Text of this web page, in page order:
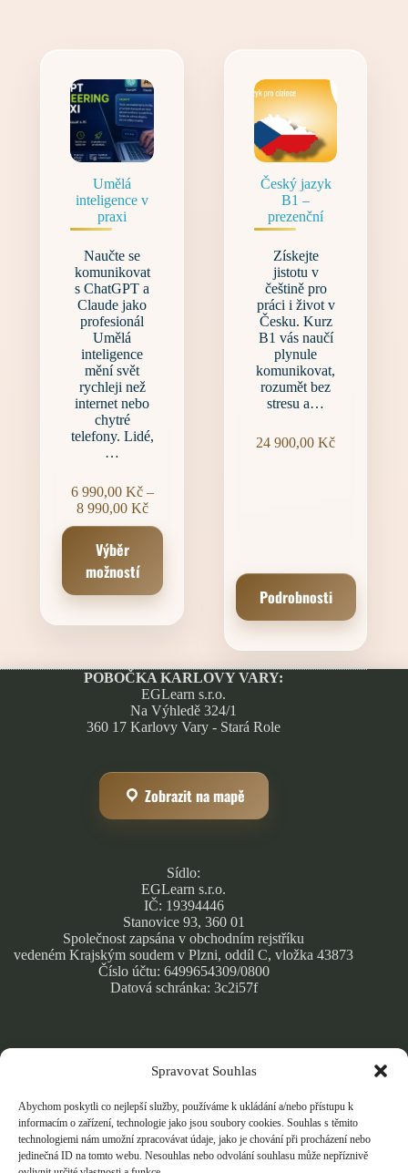
Spravovat Souhlas
Abychom poskytli co nejlepší služby, používáme k ukládání a/nebo přístupu k
informacím o zařízení, technologie jako jsou soubory cookies. Souhlas s těmito
technologiemi nám umožní zpracovávat údaje, jako je chování při procházení nebo
jedinečná ID na tomto webu. Nesouhlas nebo odvolání souhlasu může nepříznivě
Umělá
inteligence v
praxi
Naučte se
komunikovat
s ChatGPT a
Claude jako
profesionál
Umělá
inteligence
mění svět
rychleji než
internet nebo
chytré
telefony. Lidé,
…
6 990,00 Kč –
8 990,00 KčRozpětí
cen:
6 990,00 Kč
Výběr
možností
produkt
má
více
variant.
stránce
produktu
Český jazyk
B1 –
prezenční
Získejte
jistotu v
češtině pro
práci i život v
Česku. Kurz
B1 vás naučí
plynule
komunikovat,
rozumět bez
stresu a…
24 900,00Kč
Podrobnosti
POBOČKA KARLOVY VARY:
EGLearn s.r.o.
Na Výhledě 324/1
360 17 Karlovy Vary - Stará Role
Zobrazit na mapě
Sídlo:
EGLearn s.r.o.
IČ: 19394446
Stanovice 93, 360 01
Společnost zapsána v obchodním rejstříku
vedeném Krajským soudem v Plzni, oddíl C, vložka 43873
Číslo účtu: 6499654309/0800
Datová schránka: 3c2i57f
Zásady ochrany osobních údajů
Cookie Policy